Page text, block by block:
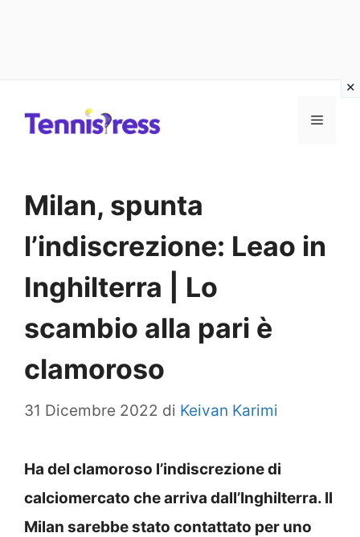
MENU
Milan, spunta
l’indiscrezione: Leao in
Inghilterra | Lo
scambio alla pari è
clamoroso
31 Dicembre 2022 di Keivan Karimi
Ha del clamoroso l’indiscrezione di
calciomercato che arriva dall’Inghilterra. Il
Milan sarebbe stato contattato per uno